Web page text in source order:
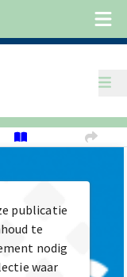
publicatie
te
nodig
waar